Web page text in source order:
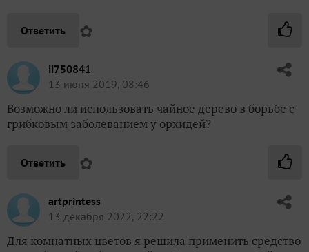
Ответить ✿
ii750841
13 июня 2019, 08:46
Возможно ли использовать чайное дерево в борьбе с
грибковым заболеванием у орхидей?
Ответить ✿
artprintess
13 декабря 2022, 22:22
Для комнатных цветов я решила применить средство